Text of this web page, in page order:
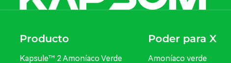
Producto
Kapsule™ 2 Amoníaco Verde
Poder para X
Amoníaco verde